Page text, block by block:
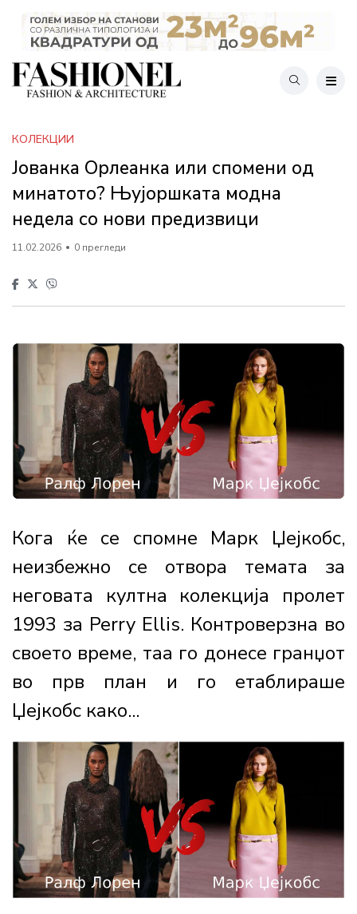
КОЛЕКЦИИ
Јованка Орлеанка или спомени од
минатото? Њујоршката модна
недела со нови предизвици
11.02.2026 0 прегледи
Кога ќе се спомне Марк Џејкобс,
неизбежно се отвора темата за
неговата култна колекција пролет
1993 за Perry Ellis. Контроверзна во
своето време, таа го донесе гранџот
во прв план и го етаблираше
Џејкобс како...